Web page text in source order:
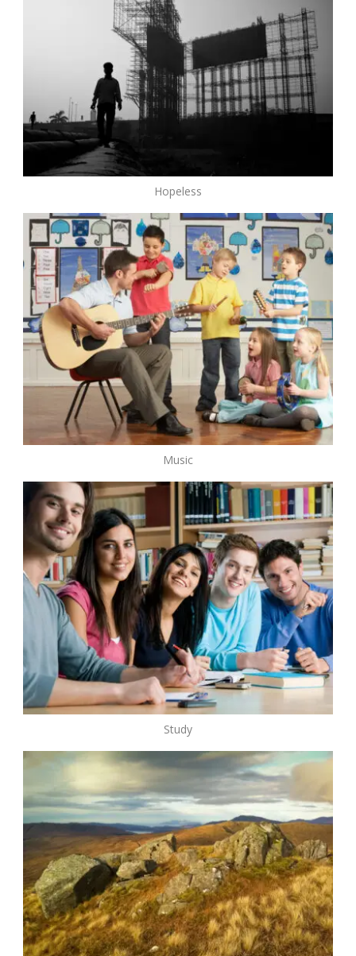
Hopeless
Music
Study